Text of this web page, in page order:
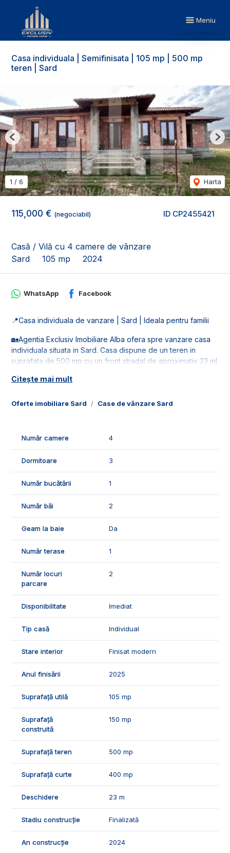
Meniu
Casa individuala | Semifinisata | 105 mp | 500 mp
teren | Sard
ID CP2455421
115,000 € (negociabil)
Casă / Vilă cu 4 camere de vânzare
Sard
105 mp 2024
1 / 6 Harta
Previous
Oferte imobiliare Sard Case de vânzare Sard
WhatsApp Facebook
📍Casa individuala de vanzare | Sard | Ideala pentru familii
🏡Agentia Exclusiv Imobiliare Alba ofera spre vanzare casa
individuala situata in Sard. Casa dispune de un teren in
suprafata de 500 mp cu un front stradal de aproximativ 23 ml.
🚰Dispune de retelele de utilitati: apa, gaz, curent si
- 3 dormitoare;
- 1 dressing;
- 1 spatiu depozitare;
- 1 hol.
🛠️Casa se preda semifinisata, in stadiul in care este
momentan.
🤝Recomandam aceasta proprietate clientilor care cauta o
📞Pentru mai multe detalii sau pentru programarea unei
vizionari, suntem disponibili pentru dumneavostra, Echipa
Exclusiv Imobiliare Alba!
ID Exclusiv - 2455421
Citește mai mult
Număr camere 4
Dormitoare 3
Număr bucătării 1
Număr băi 2
Geam la baie Da
Număr terase 1
Număr locuri
parcare
2
Disponibilitate Imediat
Tip casă Individual
Stare interior Finisat modern
Anul finisării 2025
Suprafață utilă 105 mp
Suprafață
construită
150 mp
Suprafață teren 500 mp
Suprafață curte 400 mp
Deschidere 23 m
Stadiu construcție Finalizată
An construcție 2024